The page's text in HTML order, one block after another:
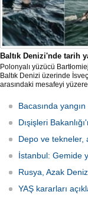
Baltık Denizi'nde tarih
Polonyalı yüzücü
Baltık Denizi üzerinde
arasındaki mesafeyi
Bacasında
Dışişleri
Depo ve tekneler,
İstanbul: Gemide
Rusya, Azak
YAŞ kararları